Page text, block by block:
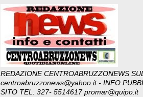
REDAZIONE CENTROABRUZZONEWS
centroabruzzonews@yahoo.it - INFO
SITO TEL. 327- 5514617 promar@quipo.it